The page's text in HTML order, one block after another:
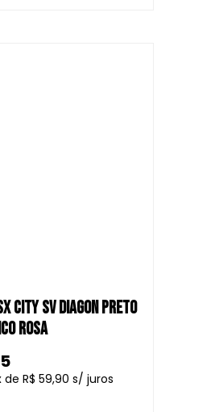
CITY SV DIAGON PRETO
ROSA
R$ 59,90